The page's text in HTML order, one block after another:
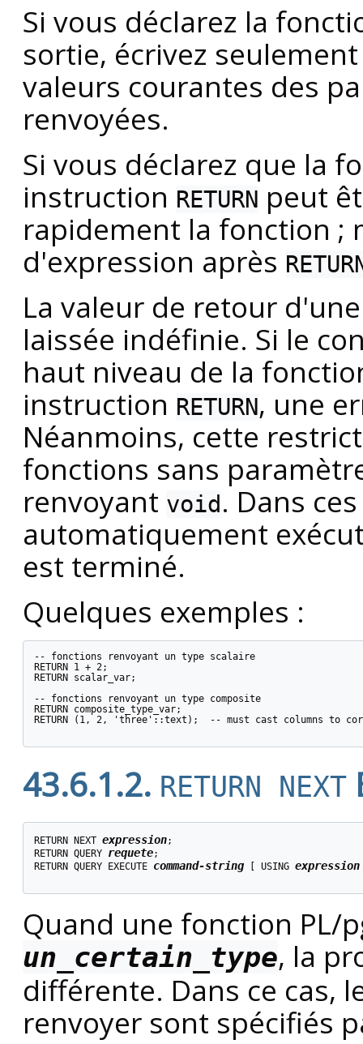
Si vous déclarez la
sortie, écrivez
valeurs courantes des
renvoyées.
Si vous déclarez que la
instruction RETURN peut
rapidement la fonction ;
d'expression après
La valeur de retour
laissée indéfinie. Si le
haut niveau de la
instruction RETURN, une
Néanmoins, cette
fonctions sans
renvoyant void . Dans
automatiquement
est terminé.
Quelques exemples :
-- fonctions renvoyant un type scalaire
RETURN 1 + 2;
RETURN scalar_var;
-- fonctions renvoyant un type composite
RETURN composite_type_var;
RETURN (1, 2, 'three'::text);  -- must cast columns to
43.6.1.2. RETURN NEXT
RETURN NEXT expression;
RETURN QUERY requete;
RETURN QUERY EXECUTE command-string [ USING expression
Quand une fonction PL/
un_certain_type, la
différente. Dans ce cas,
renvoyer sont spécifiés